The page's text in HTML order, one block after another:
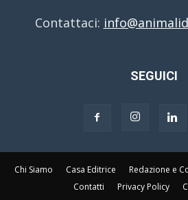
Contattaci:
SEGUICI
Chi Siamo Casa Editrice
Redazione e
Contatti
Privacy Policy